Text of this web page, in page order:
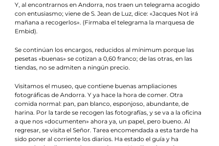
Y, al encontrarnos en Andorra, nos traen un telegrama acogido
con entusiasmo; viene de S. Jean de Luz, dice: «Jacques Not irá
mañana a recogerlos». (Firmaba el telegrama la marquesa de
Embid).
Se continúan los encargos, reducidos al mínimum porque las
pesetas «buenas» se cotizan a 0,60 franco; de las otras, en las
tiendas, no se admiten a ningún precio.
Visitamos el museo, que contiene buenas ampliaciones
fotográficas de Andorra. Y ya hace la hora de comer. Otra
comida normal: pan, pan blanco, esponjoso, abundante, de
harina. Por la tarde se recogen las fotografías, y se va a la oficina
a que nos «documenten» ahora ya, un papel, pero bueno. Al
regresar, se visita el Señor. Tarea encomendada a esta tarde ha
sido poner al corriente los diarios. Ha estado el guía y ha